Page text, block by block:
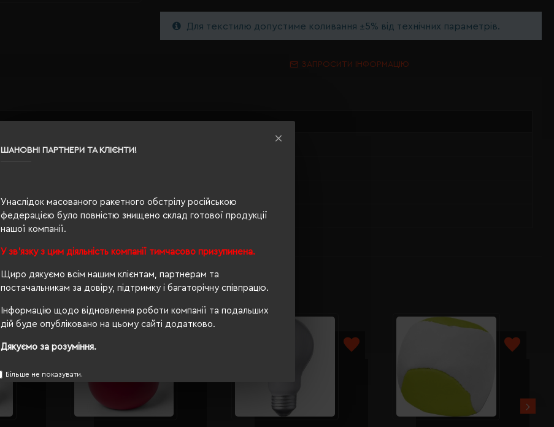
ШАНОВНІ ПАРТНЕРИ ТА КЛІЄНТИ!
Унаслідок масованого ракетного обстрілу російською
федерацією було повністю знищено склад готової продукції
нашої компанії.
У зв'язку з цим діяльність компанії тимчасово призупинена.
Щиро дякуємо всім нашим клієнтам, партнерам та
постачальникам за довіру, підтримку і багаторічну співпрацю.
Інформацію щодо відновлення роботи компанії та подальших
дій буде опубліковано на цьому сайті додатково.
Дякуємо за розуміння.
Більше не показувати.
Для текстилю допустиме коливання ±5% від технічних параметрів.
ЗАПРОСИТИ ІНФОРМАЦІЮ
поліпропілен